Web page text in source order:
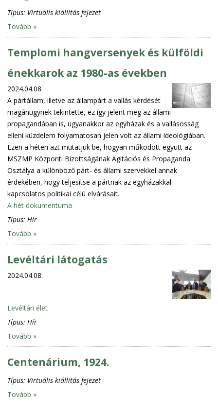
Típus: Virtuális kiállítás fejezet
Tovább »
Templomi hangversenyek és külföldi
énekkarok az 1980-as években
2024.04.08.
A pártállam, illetve az állampárt a vallás kérdését
magánügynek tekintette, ez így jelent meg az állami
propagandában is, ugyanakkor az egyházak és a vallásosság
elleni küzdelem folyamatosan jelen volt az állami ideológiában.
Ezen a héten azt mutatjuk be, hogyan működött együtt az
MSZMP Központi Bizottságának Agitációs és Propaganda
Osztálya a különböző párt- és állami szervekkel annak
érdekében, hogy teljesítse a pártnak az egyházakkal
kapcsolatos politikai célú elvárásait.
A hét dokumentuma
Típus: Hír
Tovább »
Levéltári látogatás
2024.04.08.
Levéltári élet
Típus: Hír
Tovább »
Centenárium, 1924.
Típus: Virtuális kiállítás fejezet
Tovább »